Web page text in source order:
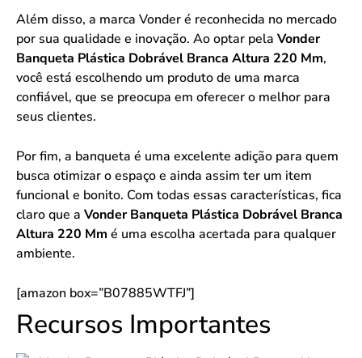
Além disso, a marca Vonder é reconhecida no mercado
por sua qualidade e inovação. Ao optar pela Vonder
Banqueta Plástica Dobrável Branca Altura 220 Mm,
você está escolhendo um produto de uma marca
confiável, que se preocupa em oferecer o melhor para
seus clientes.
Por fim, a banqueta é uma excelente adição para quem
busca otimizar o espaço e ainda assim ter um item
funcional e bonito. Com todas essas características, fica
claro que a Vonder Banqueta Plástica Dobrável Branca
Altura 220 Mm é uma escolha acertada para qualquer
ambiente.
[amazon box=”B07885WTFJ”]
Recursos Importantes